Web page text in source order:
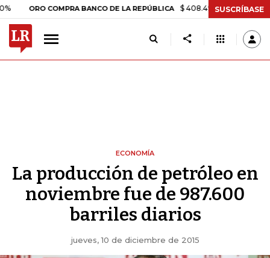
ORO COMPRA BANCO DE LA REPÚBLICA $ 408.498,97 +$ 8.753,81
SUSCRÍBASE
ECONOMÍA
La producción de petróleo en
noviembre fue de 987.600
barriles diarios
jueves, 10 de diciembre de 2015